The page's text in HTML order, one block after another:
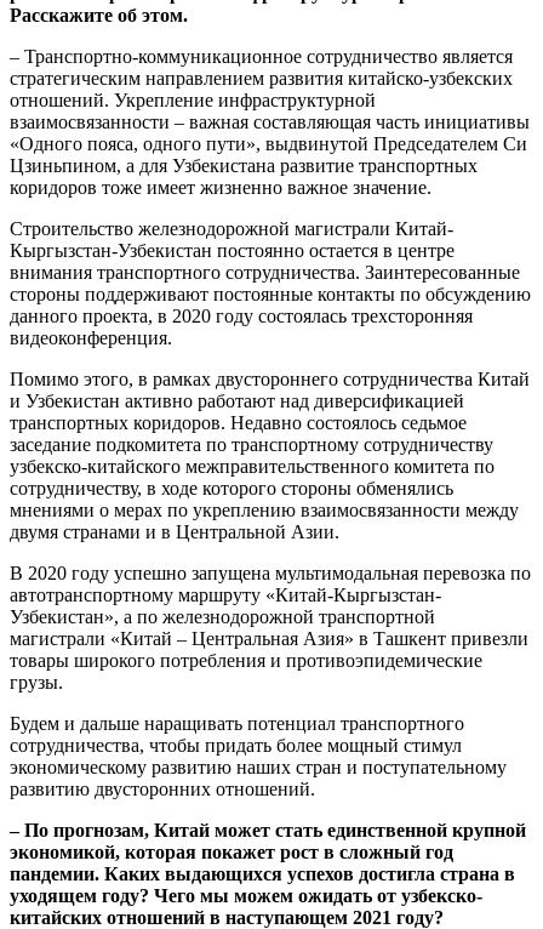
Расскажите об этом.
– Транспортно-коммуникационное сотрудничество является
стратегическим направлением развития китайско-узбекских
отношений. Укрепление инфраструктурной
взаимосвязанности – важная составляющая часть инициативы
«Одного пояса, одного пути», выдвинутой Председателем Си
Цзиньпином, а для Узбекистана развитие транспортных
коридоров тоже имеет жизненно важное значение.
Строительство железнодорожной магистрали Китай-
Кыргызстан-Узбекистан постоянно остается в центре
внимания транспортного сотрудничества. Заинтересованные
стороны поддерживают постоянные контакты по обсуждению
данного проекта, в 2020 году состоялась трехсторонняя
видеоконференция.
Помимо этого, в рамках двустороннего сотрудничества Китай
и Узбекистан активно работают над диверсификацией
транспортных коридоров. Недавно состоялось седьмое
заседание подкомитета по транспортному сотрудничеству
узбекско-китайского межправительственного комитета по
сотрудничеству, в ходе которого стороны обменялись
мнениями о мерах по укреплению взаимосвязанности между
двумя странами и в Центральной Азии.
В 2020 году успешно запущена мультимодальная перевозка по
автотранспортному маршруту «Китай-Кыргызстан-
Узбекистан», а по железнодорожной транспортной
магистрали «Китай – Центральная Азия» в Ташкент привезли
товары широкого потребления и противоэпидемические
грузы.
Будем и дальше наращивать потенциал транспортного
сотрудничества, чтобы придать более мощный стимул
экономическому развитию наших стран и поступательному
развитию двусторонних отношений.
– По прогнозам, Китай может стать единственной крупной
экономикой, которая покажет рост в сложный год
пандемии. Каких выдающихся успехов достигла страна в
уходящем году? Чего мы можем ожидать от узбекско-
китайских отношений в наступающем 2021 году?